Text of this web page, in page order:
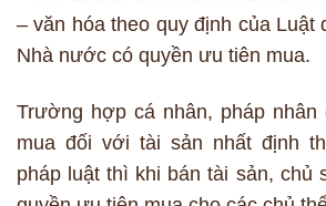
– văn hóa theo quy định của Luật
Nhà nước có quyền ưu tiên mua.
Trường hợp cá nhân, pháp nhân
mua đối với tài sản nhất định
pháp luật thì khi bán tài sản, chủ